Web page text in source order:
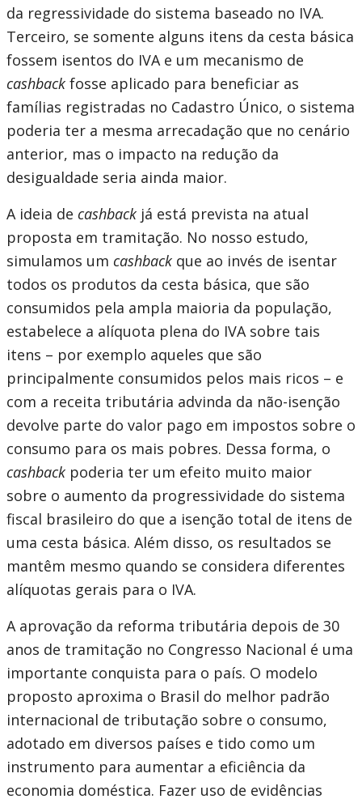
da regressividade do sistema baseado no IVA.
Terceiro, se somente alguns itens da cesta básica
fossem isentos do IVA e um mecanismo de
cashback fosse aplicado para beneficiar as
famílias registradas no Cadastro Único, o sistema
poderia ter a mesma arrecadação que no cenário
anterior, mas o impacto na redução da
desigualdade seria ainda maior.
A ideia de cashback já está prevista na atual
proposta em tramitação. No nosso estudo,
simulamos um cashback que ao invés de isentar
todos os produtos da cesta básica, que são
consumidos pela ampla maioria da população,
estabelece a alíquota plena do IVA sobre tais
itens – por exemplo aqueles que são
principalmente consumidos pelos mais ricos – e
com a receita tributária advinda da não-isenção
devolve parte do valor pago em impostos sobre o
consumo para os mais pobres. Dessa forma, o
cashback poderia ter um efeito muito maior
sobre o aumento da progressividade do sistema
fiscal brasileiro do que a isenção total de itens de
uma cesta básica. Além disso, os resultados se
mantêm mesmo quando se considera diferentes
alíquotas gerais para o IVA.
A aprovação da reforma tributária depois de 30
anos de tramitação no Congresso Nacional é uma
importante conquista para o país. O modelo
proposto aproxima o Brasil do melhor padrão
internacional de tributação sobre o consumo,
adotado em diversos países e tido como um
instrumento para aumentar a eficiência da
economia doméstica. Fazer uso de evidências